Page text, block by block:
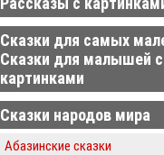
Сказки для самых
Сказки для малышей с
картинками
Сказки народов мира
Абазинские сказки